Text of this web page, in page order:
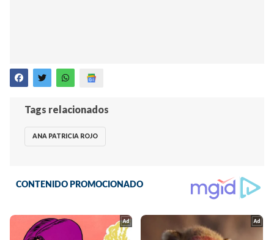
Tags relacionados
ANA PATRICIA ROJO